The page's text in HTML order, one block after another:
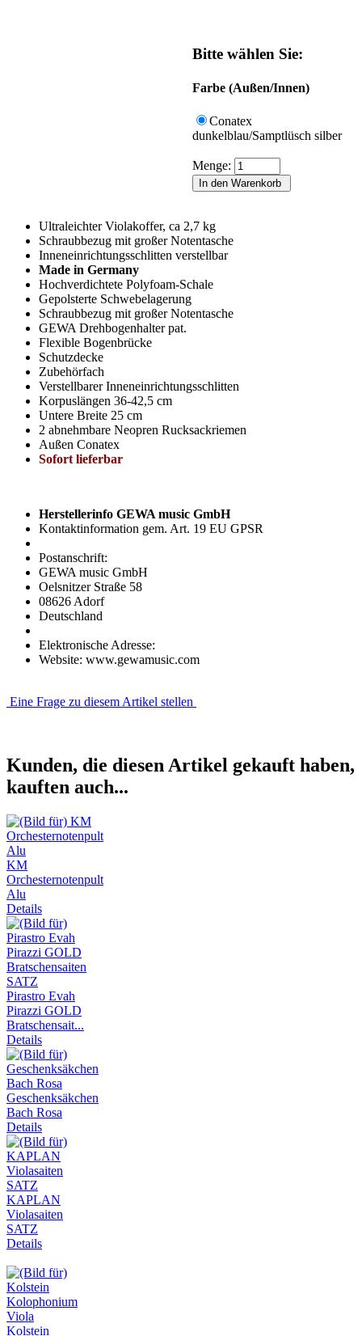
Bitte wählen Sie:
Farbe (Außen/Innen)
Conatex
dunkelblau/Samptlüsch silber
Menge:
Ultraleichter Violakoffer, ca 2,7 kg
Schraubbezug mit großer Notentasche
Inneneinrichtungsschlitten verstellbar
Made in Germany
Hochverdichtete Polyfoam-Schale
Gepolsterte Schwebelagerung
Schraubbezug mit großer Notentasche
GEWA Drehbogenhalter pat.
Flexible Bogenbrücke
Schutzdecke
Zubehörfach
Verstellbarer Inneneinrichtungsschlitten
Korpuslängen 36-42,5 cm
Untere Breite 25 cm
2 abnehmbare Neopren Rucksackriemen
Außen Conatex
Sofort lieferbar
Herstellerinfo GEWA music GmbH
Kontaktinformation gem. Art. 19 EU GPSR
Postanschrift:
GEWA music GmbH
Oelsnitzer Straße 58
08626 Adorf
Deutschland
Elektronische Adresse:
Website: www.gewamusic.com
Eine Frage zu diesem Artikel stellen
Kunden, die diesen Artikel gekauft haben,
kauften auch...
KM
Orchesternotenpult
Alu
Details
Pirastro Evah
Pirazzi GOLD
Bratschensait...
Details
Geschenksäkchen
Bach Rosa
Details
KAPLAN
Violasaiten
SATZ
Details
Kolstein